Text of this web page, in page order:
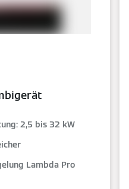
2,5 bis 32 kW
Lambda Pro